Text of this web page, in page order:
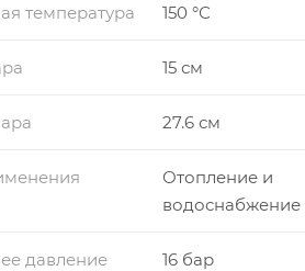
температура 150 °С
15 см
27.6 см
Отопление и
водоснабжение
давление 16 бар